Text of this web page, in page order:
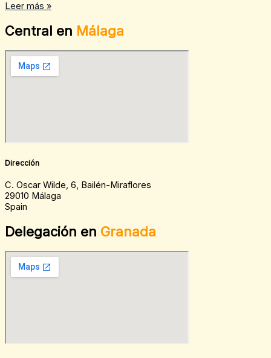
Leer más »
Central en Málaga
Dirección
C. Oscar Wilde, 6, Bailén-Miraflores
29010 Málaga
Spain
Delegación en Granada